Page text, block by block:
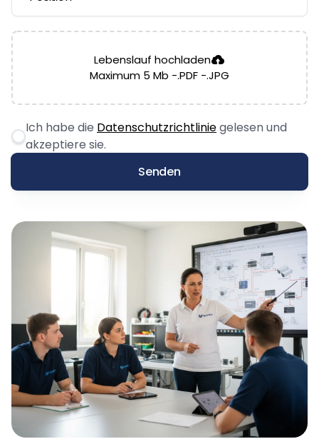
Lebenslauf hochladen
Maximum 5 Mb -.PDF -.JPG
Ich habe die Datenschutzrichtliniegelesen und
akzeptiere sie.
Senden